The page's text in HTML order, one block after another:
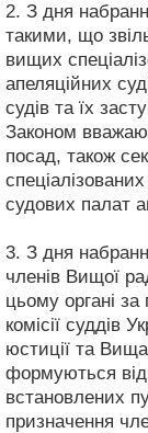
2. З дня
такими, що
вищих
апеляційних
судів та їх
Законом
посад, також
судових палат
3. З дня
членів Вищої
цьому органі
комісії суддів
юстиції та Вища
формуються
встановлених
призначення